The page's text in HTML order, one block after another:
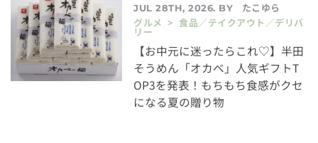
JUL 28TH, 2026. BY
たこゆら
グルメ > 食品／テイクアウト／デリバ
リー
【お中元に迷ったらこれ♡】半田
そうめん「オカベ」人気ギフトT
OP3を発表！もちもち食感がクセ
になる夏の贈り物